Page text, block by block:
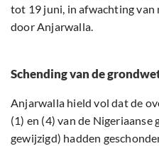
tot 19 juni, in afwachting
door Anjarwalla.
Schending van de
Anjarwalla hield vol dat de
(1) en (4) van de
gewijzigd) hadden